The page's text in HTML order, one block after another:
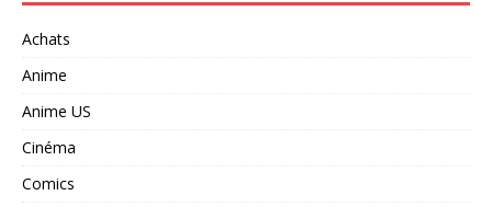
Achats
Anime
Anime US
Cinéma
Comics